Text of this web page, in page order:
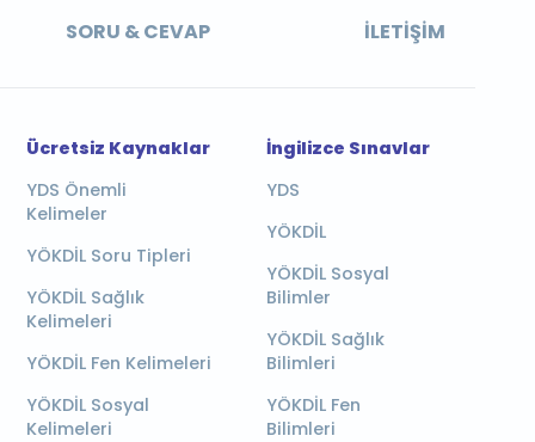
SORU & CEVAP İLETIŞIM
Ücretsiz Kaynaklar
YDS Önemli
Kelimeler
YÖKDİL Soru Tipleri
YÖKDİL Sağlık
Kelimeleri
YÖKDİL Fen Kelimeleri
YÖKDİL Sosyal
Kelimeleri
İngilizce Sınavlar
YDS
YÖKDİL
YÖKDİL Sosyal
Bilimler
YÖKDİL Sağlık
Bilimleri
YÖKDİL Fen
Bilimleri